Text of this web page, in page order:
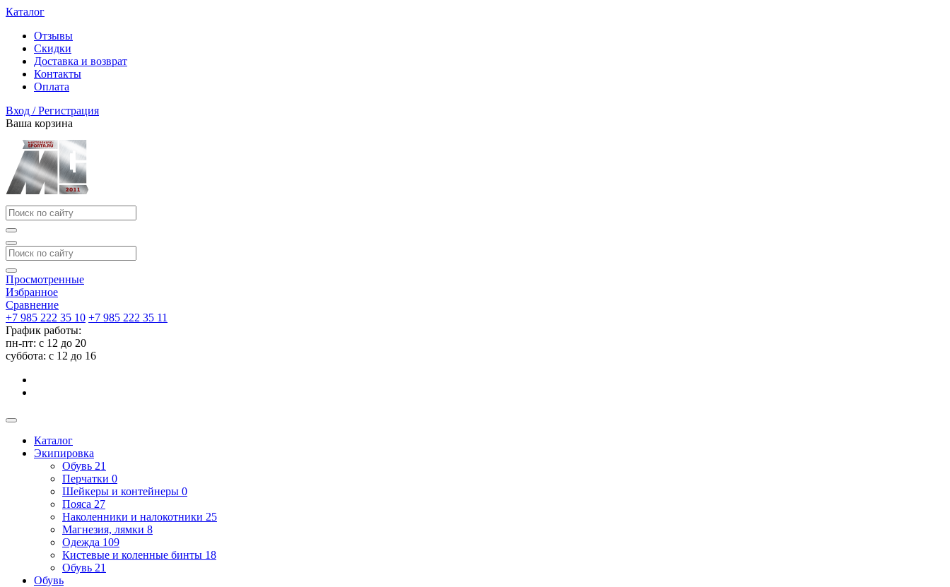
Каталог
Отзывы
Скидки
Доставка и возврат
Контакты
Оплата
Вход / Регистрация
Ваша корзина
Просмотренные
Избранное
Сравнение
+7 985 222 35 10 +7 985 222 35 11
График работы:
пн-пт: с 12 до 20
суббота: c 12 до 16
Каталог
Экипировка
Обувь 21
Перчатки 0
Шейкеры и контейнеры 0
Пояса 27
Наколенники и налокотники 25
Магнезия, лямки 8
Одежда 109
Кистевые и коленные бинты 18
Обувь 21
Обувь